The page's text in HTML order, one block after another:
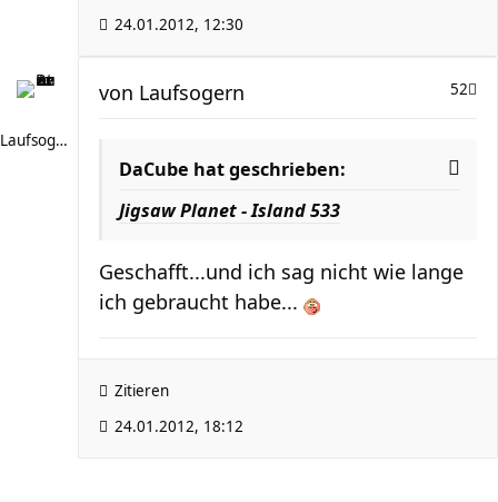
24.01.2012, 12:30
Laufsogern
52
von Laufsogern
DaCube hat geschrieben:
Jigsaw Planet - Island 533
Geschafft...und ich sag nicht wie lange
ich gebraucht habe...
Zitieren
24.01.2012, 18:12